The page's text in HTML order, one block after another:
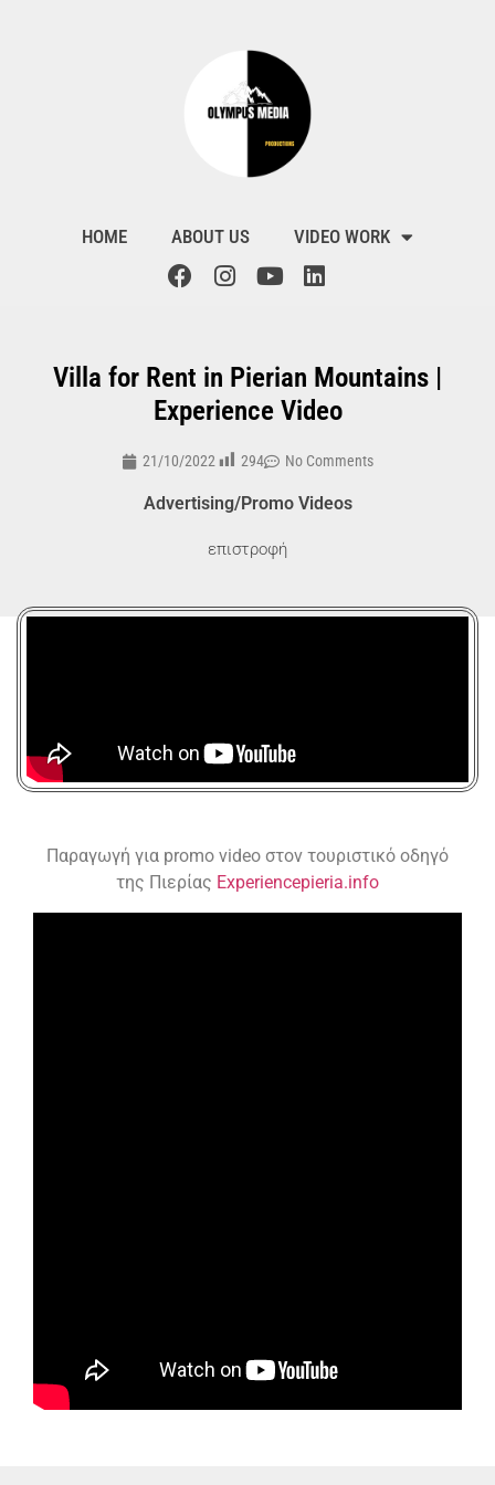
HOME ABOUT US VIDEO WORK
Villa for Rent in Pierian Mountains |
Experience Video
21/10/2022 294 No Comments
Advertising/Promo Videos
επιστροφή
Παραγωγή για promo video στον τουριστικό οδηγό
της Πιερίας Experiencepieria.info